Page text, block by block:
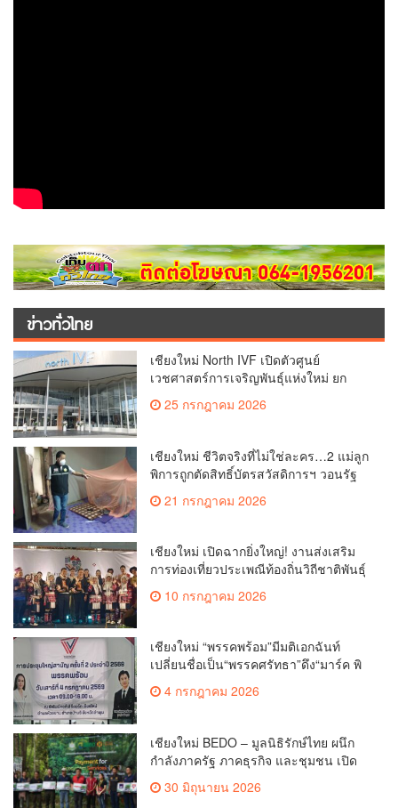
ข่าวทั่วไทย
เชียงใหม่ North IVF เปิดตัวศูนย์
เวชศาสตร์การเจริญพันธุ์แห่งใหม่ ยก
ระดับเชียงใหม่สู่ ศูนย์กลางการรักษาผู้มี
บุตรยากของภูมิภาค(คลิป)
25 กรกฎาคม 2026
เชียงใหม่ ชีวิตจริงที่ไม่ใช่ละคร…2 แม่ลูก
พิการถูกตัดสิทธิ์บัตรสวัสดิการฯ วอนรัฐ
21 กรกฎาคม 2026
เชียงใหม่ เปิดฉากยิ่งใหญ่! งานส่งเสริม
การท่องเที่ยวประเพณีท้องถิ่นวิถีชาติพันธุ์
10 กรกฎาคม 2026
เชียงใหม่ “พรรคพร้อม”มีมติเอกฉันท์
เปลี่ยนชื่อเป็น“พรรคศรัทธา”ดึง“มาร์ค พิ
ตบูล”นำทัพกรรมการบริหารชุดใหม่(คลิป)
4 กรกฎาคม 2026
เชียงใหม่ BEDO – มูลนิธิรักษ์ไทย ผนึก
กำลังภาครัฐ ภาคธุรกิจ และชุมชน เปิด
พิทักษ์ป่าต้นน้ำ ผ่านกลไก PES ฟื้นฟูป่า
30 มิถุนายน 2026